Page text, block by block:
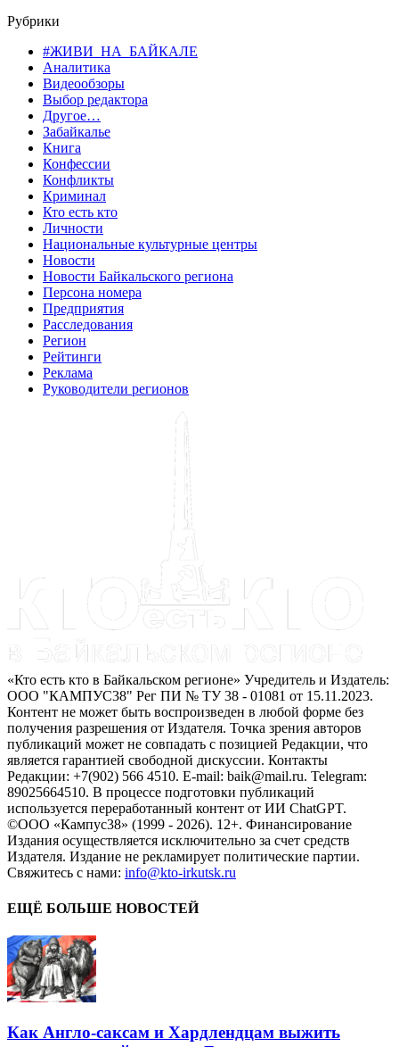
Рубрики
#ЖИВИ_НА_БАЙКАЛЕ
Аналитика
Видеообзоры
Выбор редактора
Другое…
Забайкалье
Книга
Конфессии
Конфликты
Криминал
Кто есть кто
Личности
Национальные культурные центры
Новости
Новости Байкальского региона
Персона номера
Предприятия
Расследования
Регион
Рейтинги
Реклама
Руководители регионов
«Кто есть кто в Байкальском регионе» Учредитель и Издатель:
ООО "КАМПУС38" Рег ПИ № ТУ 38 - 01081 от 15.11.2023.
Контент не может быть воспроизведен в любой форме без
получения разрешения от Издателя. Точка зрения авторов
публикаций может не совпадать с позицией Редакции, что
является гарантией свободной дискуссии. Контакты
Редакции: +7(902) 566 4510. E-mail: baik@mail.ru. Telegram:
89025664510. В процессе подготовки публикаций
используется переработанный контент от ИИ ChatGPT.
©ООО «Кампус38» (1999 - 2026). 12+. Финансирование
Издания осуществляется исключительно за счет средств
Издателя. Издание не рекламирует политические партии.
Свяжитесь с нами: info@kto-irkutsk.ru
ЕЩЁ БОЛЬШЕ НОВОСТЕЙ
Как Англо-саксам и Хардлендцам выжить